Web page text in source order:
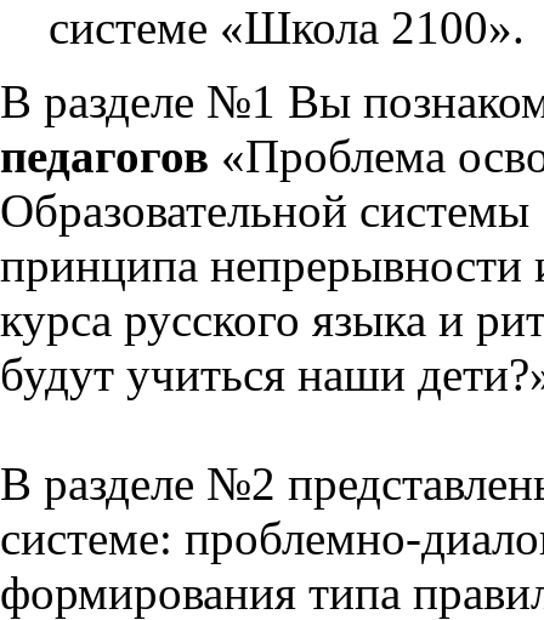
системе «Школа 2100».
В разделе №1 Вы
педагогов «Проблема
Образовательной
принципа непрерывности
курса русского языка и
будут учиться наши
В разделе №2
системе: проблемно-
формирования типа